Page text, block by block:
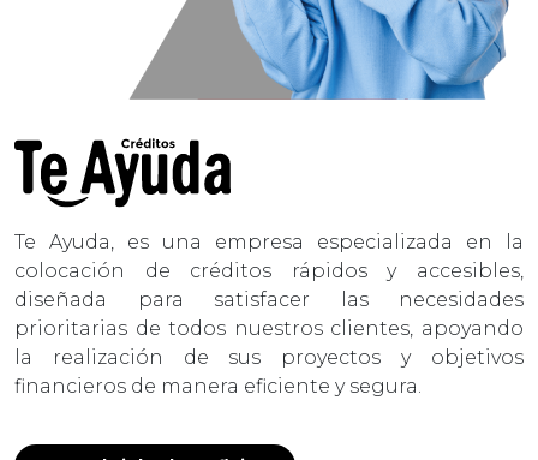
Te Ayuda, es una empresa especializada en la
colocación de créditos rápidos y accesibles,
diseñada para satisfacer las necesidades
prioritarias de todos nuestros clientes, apoyando
la realización de sus proyectos y objetivos
financieros de manera eficiente y segura.